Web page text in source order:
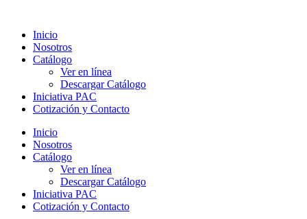
Inicio
Nosotros
Catálogo
Ver en línea
Descargar Catálogo
Iniciativa PAC
Cotización y Contacto
Inicio
Nosotros
Catálogo
Ver en línea
Descargar Catálogo
Iniciativa PAC
Cotización y Contacto